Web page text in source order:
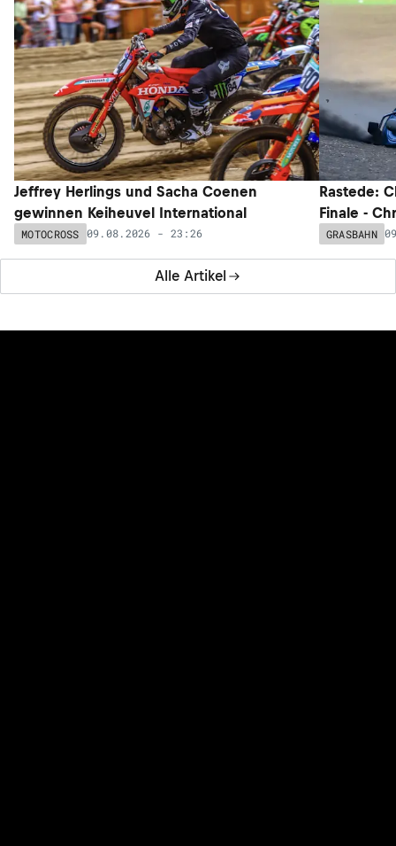
Alle Artikel
Jeffrey Herlings und Sacha Coenen
gewinnen Keiheuvel International
MOTOCROSS 09.08.2026 - 23:26
Rastede:
Finale -
GRASBAHN